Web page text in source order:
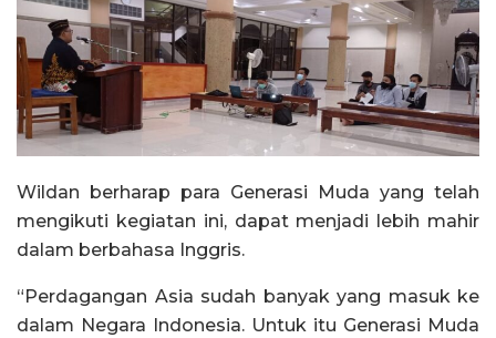
Wildan berharap para Generasi Muda yang telah
mengikuti kegiatan ini, dapat menjadi lebih mahir
dalam berbahasa Inggris.
“Perdagangan Asia sudah banyak yang masuk ke
dalam Negara Indonesia. Untuk itu Generasi Muda